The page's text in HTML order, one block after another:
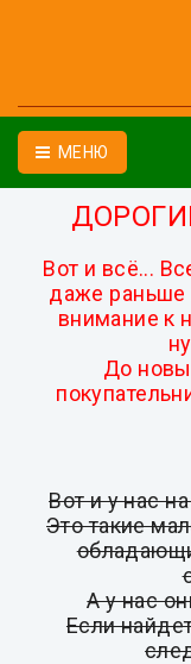
МЕНЮ
Вот и всё...
даже раньше
внимание к
До
Вот и у нас
Это такие
А у нас
Если